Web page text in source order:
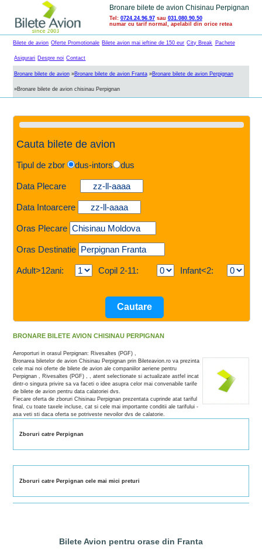
Bronare bilete de avion Chisinau Perpignan
Tel: 0724.24.96.97sau 031.080.90.50
numar cu tarif normal, apelabil din orice retea
Bilete de avion Oferte Promotionale Bilete avion mai ieftine de 150 eur City Break Pachete
Asigurari Despre noi Contact
Bronare bilete de avion»Bronare bilete de avion Franta»Bronare bilete de avion Perpignan
»Bronare bilete de avion chisinau Perpignan
Cauta bilete de avion
Tipul de zbor dus-intors dus
Data Plecare
Data Intoarcere
Oras Plecare
Oras Destinatie
Adult>12ani: Copil 2-11: Infant<2:
BRONARE BILETE AVION CHISINAU PERPIGNAN
Aeroporturi in orasul Perpignan: Rivesaltes (PGF) ,
Bronarea biletelor de avion Chisinau Perpignan prin Bileteavion.ro va prezinta
cele mai noi oferte de bilete de avion ale companiilor aeriene pentru
Perpignan , Rivesaltes (PGF) , , atent selectionate si actualizate astfel incat
dintr-o singura privire sa va faceti o idee asupra celor mai convenabile tarife
de bilete de avion pentru data calatoriei dvs.
Fiecare oferta de zboruri Chisinau Perpignan prezentata cuprinde atat tariful
final, cu toate taxele incluse, cat si cele mai importante conditii ale tarifului -
asa veti sti daca oferta se potriveste nevoilor dvs de calatorie.
Zboruri catre Perpignan
Zboruri catre Perpignan cele mai mici preturi
Bilete Avion pentru orase din Franta